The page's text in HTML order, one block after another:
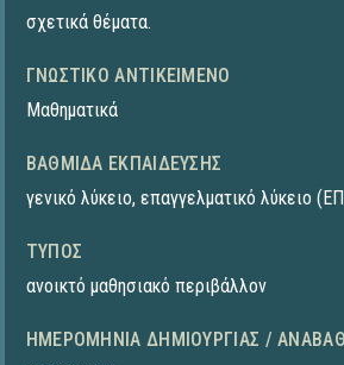
σχετικά θέματα.
ΓΝΩΣΤΙΚΌ ΑΝΤΙΚΕΊΜΕΝΟ
Μαθηματικά
ΒΑΘΜΊΔΑ ΕΚΠΑΊΔΕΥΣΗΣ
γενικό λύκειο, επαγγελματικό λύκειο
ΤΎΠΟΣ
ανοικτό μαθησιακό περιβάλλον
ΗΜΕΡΟΜΗΝΊΑ ΔΗΜΙΟΥΡΓΊΑΣ /